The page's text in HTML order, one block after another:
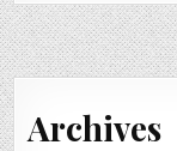
Archives